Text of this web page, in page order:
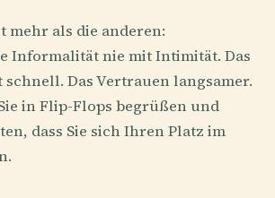
mehr als die anderen:
Informalität nie mit Intimität. Das
Das Vertrauen langsamer.
in Flip-Flops begrüßen und
dass Sie sich Ihren Platz im